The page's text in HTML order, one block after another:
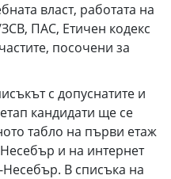
власт, работата на
ПАС, Етичен кодекс
посочени за
с допуснатите и
кандидати ще се
табло на първи етаж
и на интернет
В списъка на